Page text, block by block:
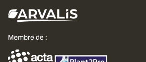
Membre de :